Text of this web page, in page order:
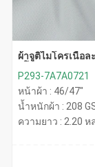
ผ้าจูติไมโครเนื้อล
P293-7A7A0721
หน้าผ้า : 46/47"
น้ำหนักผ้า : 208
ความยาว : 2.20 ห